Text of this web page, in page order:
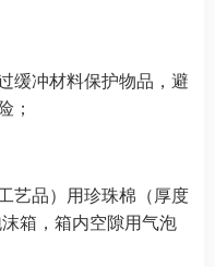
缓冲材料保护物品，避
；
艺品）用珍珠棉（厚度
箱，箱内空隙用气泡